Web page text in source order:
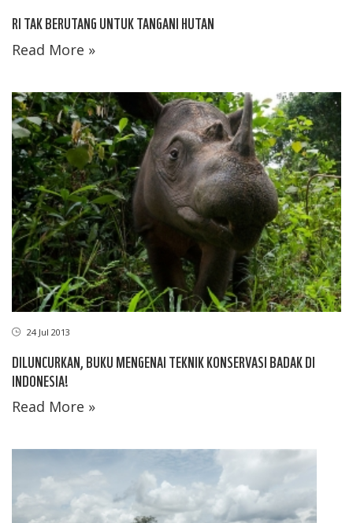
RI TAK BERUTANG UNTUK TANGANI HUTAN
Read More »
24 Jul 2013
DILUNCURKAN, BUKU MENGENAI TEKNIK KONSERVASI BADAK DI
INDONESIA!
Read More »